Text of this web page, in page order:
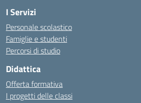
I Servizi
Personale scolastico
Famiglie e studenti
Percorsi di studio
Didattica
Offerta formativa
I progetti delle classi